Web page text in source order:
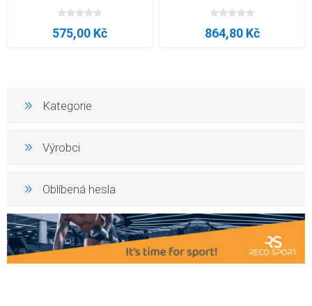
575,00 Kč 864,80 Kč
Kategorie
Výrobci
Oblíbená hesla